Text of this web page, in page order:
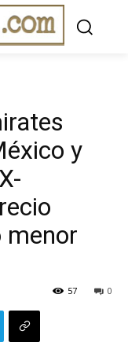
y
menor
0
57